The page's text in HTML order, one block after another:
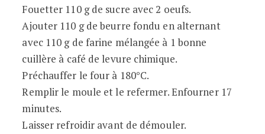
Fouetter 110 g de sucre avec 2 oeufs.
Ajouter 110 g de beurre fondu en alternant
avec 110 g de farine mélangée à 1 bonne
cuillère à café de levure chimique.
Préchauffer le four à 180°C.
Remplir le moule et le refermer. Enfourner 17
minutes.
Laisser refroidir avant de démouler.